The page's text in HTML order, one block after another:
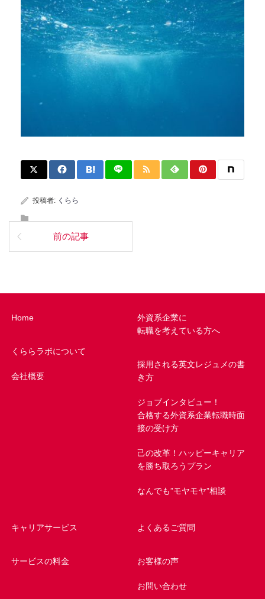
投稿者: くらら
前の記事
Home
くららラボについて
会社概要
外資系企業に
転職を考えている方へ
採用される英文レジュメの書
き方
ジョブインタビュー！
合格する外資系企業転職時面
接の受け方
己の改革！ハッピーキャリア
を勝ち取ろうプラン
なんでも”モヤモヤ”相談
キャリアサービス
サービスの料金
よくあるご質問
お客様の声
お問い合わせ